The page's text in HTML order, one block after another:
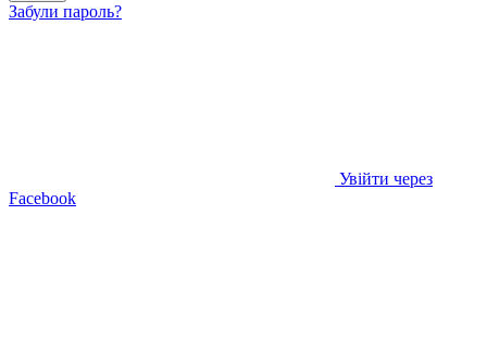
Забули пароль?
Увійти через
Facebook